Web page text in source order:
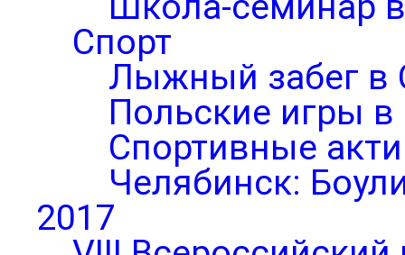
Спорт
Лыжный забег в
Польские игры в
Спортивные
Челябинск:
2017